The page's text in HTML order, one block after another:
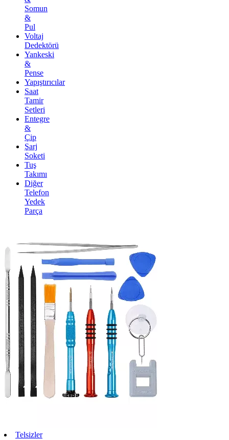
Somun
&
Pul
Voltaj
Dedektörü
Yankeski
&
Pense
Yapıştırıcılar
Saat
Tamir
Setleri
Entegre
&
Çip
Şarj
Soketi
Tuş
Takımı
Diğer
Telefon
Yedek
Parça
Telsizler